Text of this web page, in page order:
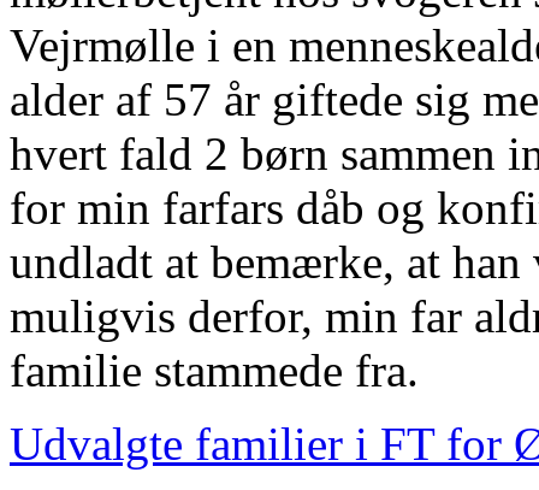
Vejrmølle i en
alder af 57 år giftede sig
hvert fald 2 børn sammen
for min farfars dåb og
undladt at bemærke, at
muligvis derfor, min far
familie stammede fra.
Udvalgte familier i FT for